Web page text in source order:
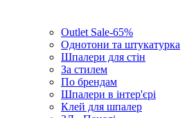
Outlet Sale-65%
Однотони та штукатурка
Шпалери для стін
За стилем
По брендам
Шпалери в інтер'єрі
Клей для шпалер